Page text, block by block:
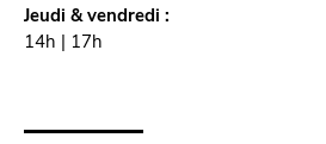
Jeudi & vendredi :
14h | 17h